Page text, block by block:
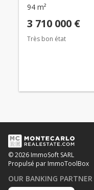
94 m²
3 710 000 €
Très bon état
© 2026 ImmoSoft SARL
Propulsé par ImmoToolBox
OUR BANKING PARTNER